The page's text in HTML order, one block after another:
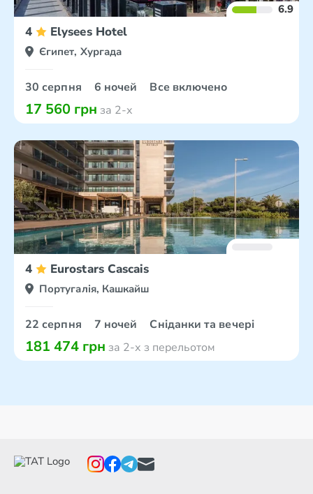
6.9
4 Elysees Hotel
Єгипет, Хургада
30 серпня 6 ночей Все включено
17 560 грн за 2-х
4 Eurostars Cascais
Португалія, Кашкайш
22 серпня 7 ночей Сніданки та вечері
181 474 грн за 2-х з перельотом